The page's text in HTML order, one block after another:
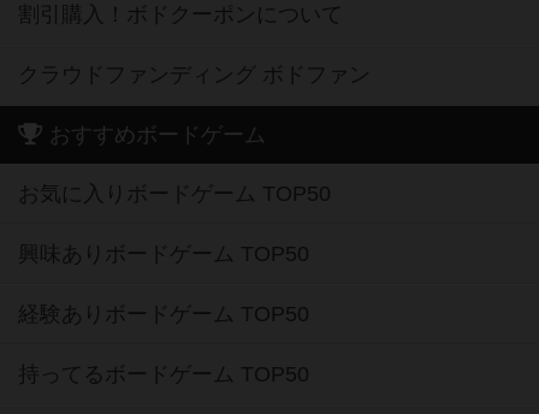
割引購入！ボドクーポンについて
クラウドファンディング ボドファン
おすすめボードゲーム
お気に入りボードゲーム TOP50
興味ありボードゲーム TOP50
経験ありボードゲーム TOP50
持ってるボードゲーム TOP50